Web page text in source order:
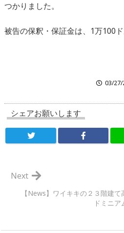
つかりました。
被告の保釈・保証金は、1万100ド
03/27/
シェアお願いします
【News】ワイキキの２３階建て
ドミニ
Next